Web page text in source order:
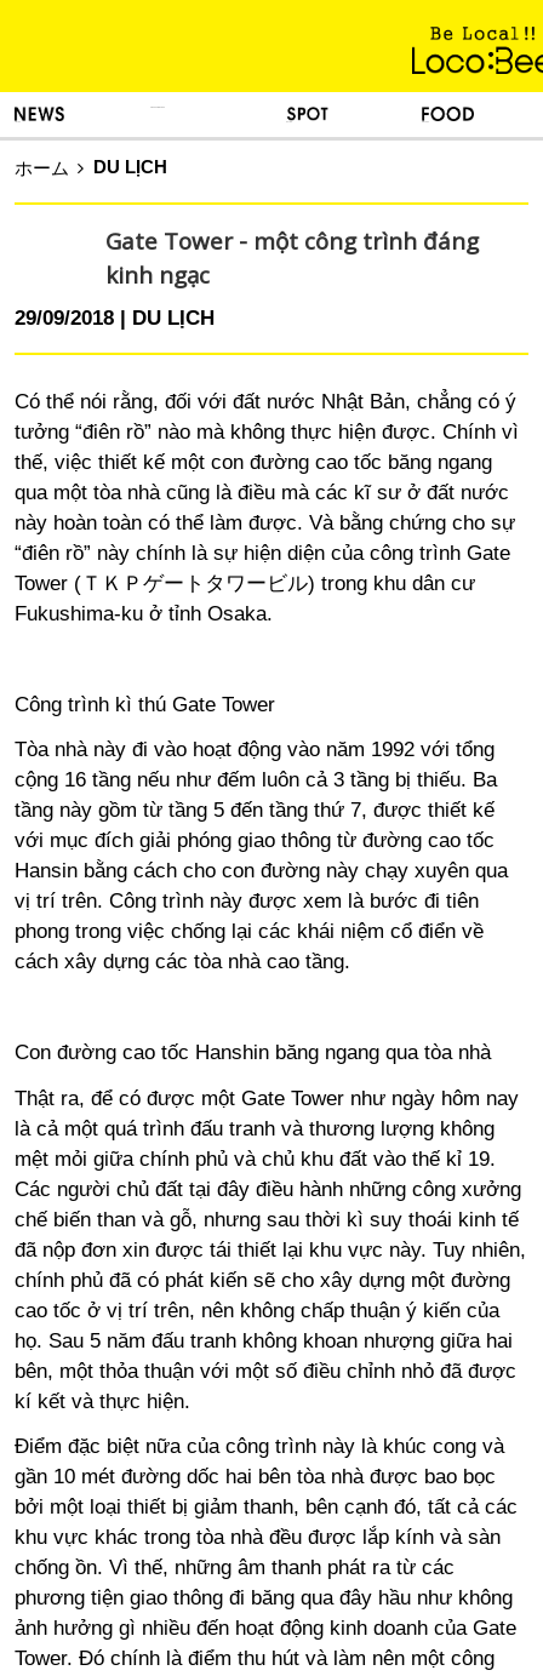
ホーム DU LỊCH
Gate Tower - một công trình đáng
kinh ngạc
29/09/2018 DU LỊCH
Có thể nói rằng, đối với đất nước Nhật Bản, chẳng có ý
tưởng “điên rồ” nào mà không thực hiện được. Chính vì
thế, việc thiết kế một con đường cao tốc băng ngang
qua một tòa nhà cũng là điều mà các kĩ sư ở đất nước
này hoàn toàn có thể làm được. Và bằng chứng cho sự
“điên rồ” này chính là sự hiện diện của công trình Gate
Tower (ＴＫＰゲートタワービル) trong khu dân cư
Fukushima-ku ở tỉnh Osaka.
Công trình kì thú Gate Tower
Tòa nhà này đi vào hoạt động vào năm 1992 với tổng
cộng 16 tầng nếu như đếm luôn cả 3 tầng bị thiếu. Ba
tầng này gồm từ tầng 5 đến tầng thứ 7, được thiết kế
với mục đích giải phóng giao thông từ đường cao tốc
Hansin bằng cách cho con đường này chạy xuyên qua
vị trí trên. Công trình này được xem là bước đi tiên
phong trong việc chống lại các khái niệm cổ điển về
cách xây dựng các tòa nhà cao tầng.
Con đường cao tốc Hanshin băng ngang qua tòa nhà
Thật ra, để có được một Gate Tower như ngày hôm nay
là cả một quá trình đấu tranh và thương lượng không
mệt mỏi giữa chính phủ và chủ khu đất vào thế kỉ 19.
Các người chủ đất tại đây điều hành những công xưởng
chế biến than và gỗ, nhưng sau thời kì suy thoái kinh tế
đã nộp đơn xin được tái thiết lại khu vực này. Tuy nhiên,
chính phủ đã có phát kiến sẽ cho xây dựng một đường
cao tốc ở vị trí trên, nên không chấp thuận ý kiến của
họ. Sau 5 năm đấu tranh không khoan nhượng giữa hai
bên, một thỏa thuận với một số điều chỉnh nhỏ đã được
kí kết và thực hiện.
Điểm đặc biệt nữa của công trình này là khúc cong và
gần 10 mét đường dốc hai bên tòa nhà được bao bọc
bởi một loại thiết bị giảm thanh, bên cạnh đó, tất cả các
khu vực khác trong tòa nhà đều được lắp kính và sàn
chống ồn. Vì thế, những âm thanh phát ra từ các
phương tiện giao thông đi băng qua đây hầu như không
ảnh hưởng gì nhiều đến hoạt động kinh doanh của Gate
Tower. Đó chính là điểm thu hút và làm nên một công